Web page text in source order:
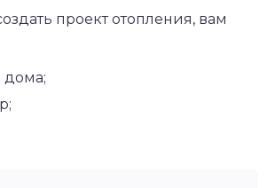
проект отопления, вам
дома;